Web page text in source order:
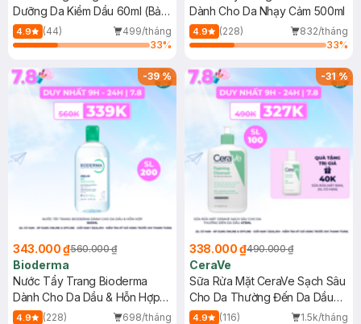
Dưỡng Da Kiềm Dầu 60ml (Bản
Mới)
4.9 (44)
499/tháng
33%
Dành Cho Da Nhạy Cảm 500ml
4.9 (228)
832/tháng
33%
-39%
343.000 ₫560.000 ₫
Bioderma
Nước Tẩy Trang Bioderma
Dành Cho Da Dầu & Hỗn Hợp
500ml
4.9 (228)
698/tháng
-31%
338.000 ₫490.000 ₫
CeraVe
Sữa Rửa Mặt CeraVe Sạch Sâu
Cho Da Thường Đến Da Dầu
473ml
4.9 (116)
1.5k/tháng